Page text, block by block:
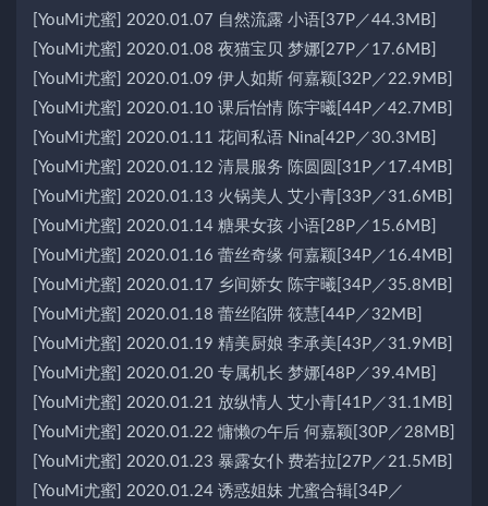
[YouMi尤蜜] 2020.01.07 自然流露 小语[37P／44.3MB]
[YouMi尤蜜] 2020.01.08 夜猫宝贝 梦娜[27P／17.6MB]
[YouMi尤蜜] 2020.01.09 伊人如斯 何嘉颖[32P／22.9MB]
[YouMi尤蜜] 2020.01.10 课后怡情 陈宇曦[44P／42.7MB]
[YouMi尤蜜] 2020.01.11 花间私语 Nina[42P／30.3MB]
[YouMi尤蜜] 2020.01.12 清晨服务 陈圆圆[31P／17.4MB]
[YouMi尤蜜] 2020.01.13 火锅美人 艾小青[33P／31.6MB]
[YouMi尤蜜] 2020.01.14 糖果女孩 小语[28P／15.6MB]
[YouMi尤蜜] 2020.01.16 蕾丝奇缘 何嘉颖[34P／16.4MB]
[YouMi尤蜜] 2020.01.17 乡间娇女 陈宇曦[34P／35.8MB]
[YouMi尤蜜] 2020.01.18 蕾丝陷阱 筱慧[44P／32MB]
[YouMi尤蜜] 2020.01.19 精美厨娘 李承美[43P／31.9MB]
[YouMi尤蜜] 2020.01.20 专属机长 梦娜[48P／39.4MB]
[YouMi尤蜜] 2020.01.21 放纵情人 艾小青[41P／31.1MB]
[YouMi尤蜜] 2020.01.22 慵懒の午后 何嘉颖[30P／28MB]
[YouMi尤蜜] 2020.01.23 暴露女仆 费若拉[27P／21.5MB]
[YouMi尤蜜] 2020.01.24 诱惑姐妹 尤蜜合辑[34P／